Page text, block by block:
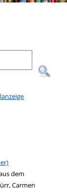
dem
Carmen